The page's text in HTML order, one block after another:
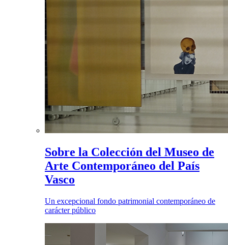
Sobre la Colección del Museo de
Arte Contemporáneo del País
Vasco
Un excepcional fondo patrimonial contemporáneo de
carácter público